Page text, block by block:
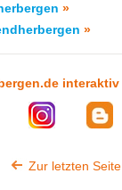
»
»
interaktiv
Zur letzten Seite